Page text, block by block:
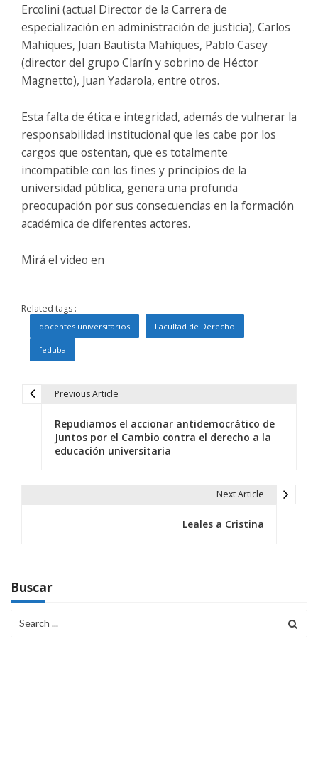
Ercolini (actual Director de la Carrera de
especialización en administración de justicia), Carlos
Mahiques, Juan Bautista Mahiques, Pablo Casey
(director del grupo Clarín y sobrino de Héctor
Magnetto), Juan Yadarola, entre otros.
Esta falta de ética e integridad, además de vulnerar la
responsabilidad institucional que les cabe por los
cargos que ostentan, que es totalmente
incompatible con los fines y principios de la
universidad pública, genera una profunda
preocupación por sus consecuencias en la formación
académica de diferentes actores.
Mirá el video en
Related tags :
docentes universitarios Facultad de Derecho
feduba
i
ó
n
Previous Article
Repudiamos el accionar antidemocrático de
Juntos por el Cambio contra el derecho a la
educación universitaria
Next Article
Leales a Cristina
Buscar
for: